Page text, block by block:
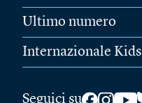
Ultimo numero
Internazionale Kids
Seguici su